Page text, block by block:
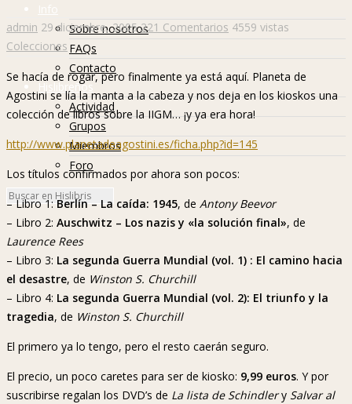
Info
Sobre nosotros
FAQs
Contacto
Hislibreños
Actividad
Grupos
Miembros
Foro
admin 29 diciembre, 2005 221 Comentarios 4559 vistas
Colecciones
Se hacía de rogar, pero finalmente ya está aquí. Planeta de
Agostini se lía la manta a la cabeza y nos deja en los kioskos una
colección de libros sobre la IIGM… ¡y ya era hora!
http://www.planetadeagostini.es/ficha.php?id=145
Los títulos confirmados por ahora son pocos:
– Libro 1:Berlín – La caída: 1945, de Antony Beevor
– Libro 2: Auschwitz – Los nazis y «la solución final», de
Laurence Rees
– Libro 3: La segunda Guerra Mundial (vol. 1) : El camino hacia
el desastre, de Winston S. Churchill
– Libro 4: La segunda Guerra Mundial (vol. 2): El triunfo y la
tragedia, de Winston S. Churchill
El primero ya lo tengo, pero el resto caerán seguro.
El precio, un poco caretes para ser de kiosko: 9,99 euros. Y por
suscribirse regalan los DVD’s de La lista de Schindlery Salvar al